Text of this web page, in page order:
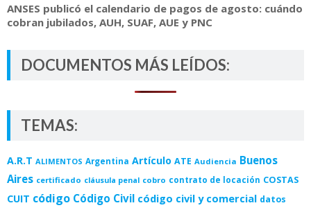
ANSES publicó el calendario de pagos de agosto: cuándo
cobran jubilados, AUH, SUAF, AUE y PNC
DOCUMENTOS MÁS LEÍDOS:
TEMAS:
A.R.T ALIMENTOS Argentina Artículo ATE Audiencia Buenos
Aires certificado cláusula penal cobro contrato de locación COSTAS
CUIT código Código Civil código civil y comercial datos